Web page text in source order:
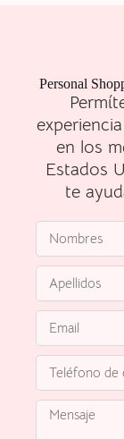
Personal
en los
Estados
te